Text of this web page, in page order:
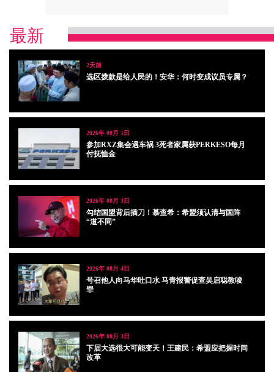
最新
2天前
选区拨款是给人民的！安华：何时变成议员专属？
2026年 08月 5日
参加RXZ集会遇车祸 3死者家属获PERKESO每月
付抚恤金
2026年 08月 3日
勾结国盟背后插刀！慕查希：希盟须认清与国阵
“道不同”
2026年 08月 4日
号召他人向马华吐口水 马青报警促查吴启聪教唆
罪
2026年 08月 3日
下届大选很大可能变天！王建民：希盟应把握时间
改革